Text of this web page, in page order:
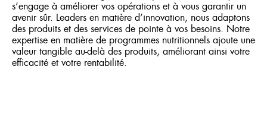
s’engage à améliorer vos opérations et à vous garantir un
avenir sûr. Leaders en matière d’innovation, nous adaptons
des produits et des services de pointe à vos besoins. Notre
expertise en matière de programmes nutritionnels ajoute une
valeur tangible au-delà des produits, améliorant ainsi votre
efficacité et votre rentabilité.